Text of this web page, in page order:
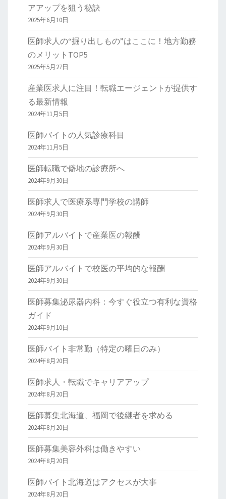
アアップを狙う秘訣
2025年6月10日
医師求人の“掘り出しもの”はここに！地方勤務
のメリットTOP5
2025年5月27日
産業医求人に注目！転職エージェントが提供す
る最新情報
2024年11月5日
医師バイトの人気診療科目
2024年11月5日
医師転職で僻地の診療所へ
2024年9月30日
医師求人で医療系専門学校の講師
2024年9月30日
医師アルバイトで産業医の報酬
2024年9月30日
医師アルバイトで校医の平均的な報酬
2024年9月30日
医師募集泌尿器内科：今すぐ役立つ有利な資格
ガイド
2024年9月10日
医師バイト非常勤（特定の曜日のみ）
2024年8月20日
医師求人・転職でキャリアアップ
2024年8月20日
医師募集北海道、福岡で後継者を求める
2024年8月20日
医師募集美容外科は働きやすい
2024年8月20日
医師バイト北海道はアクセスが大事
2024年8月20日